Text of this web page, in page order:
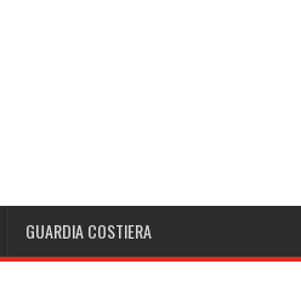
GUARDIA COSTIERA